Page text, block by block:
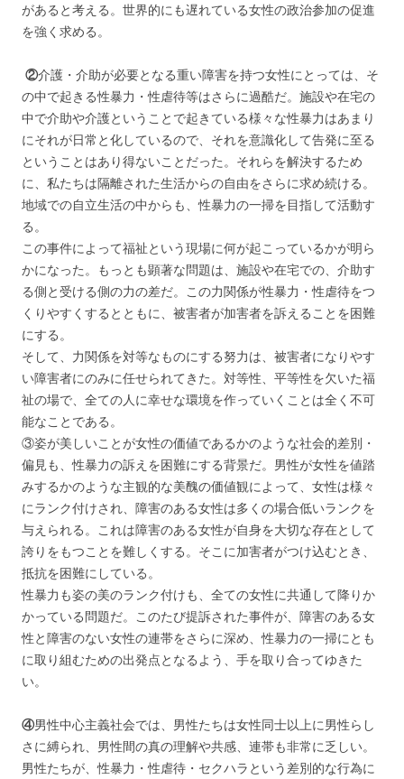
があると考える。世界的にも遅れている女性の政治参加の促進
を強く求める。
②介護・介助が必要となる重い障害を持つ女性にとっては、そ
の中で起きる性暴力・性虐待等はさらに過酷だ。施設や在宅の
中で介助や介護ということで起きている様々な性暴力はあまり
にそれが日常と化しているので、それを意識化して告発に至る
ということはあり得ないことだった。それらを解決するため
に、私たちは隔離された生活からの自由をさらに求め続ける。
地域での自立生活の中からも、性暴力の一掃を目指して活動す
る。
この事件によって福祉という現場に何が起こっているかが明ら
かになった。もっとも顕著な問題は、施設や在宅での、介助す
る側と受ける側の力の差だ。この力関係が性暴力・性虐待をつ
くりやすくするとともに、被害者が加害者を訴えることを困難
にする。
そして、力関係を対等なものにする努力は、被害者になりやす
い障害者にのみに任せられてきた。対等性、平等性を欠いた福
祉の場で、全ての人に幸せな環境を作っていくことは全く不可
能なことである。
③姿が美しいことが女性の価値であるかのような社会的差別・
偏見も、性暴力の訴えを困難にする背景だ。男性が女性を値踏
みするかのような主観的な美醜の価値観によって、女性は様々
にランク付けされ、障害のある女性は多くの場合低いランクを
与えられる。これは障害のある女性が自身を大切な存在として
誇りをもつことを難しくする。そこに加害者がつけ込むとき、
抵抗を困難にしている。
性暴力も姿の美のランク付けも、全ての女性に共通して降りか
かっている問題だ。このたび提訴された事件が、障害のある女
性と障害のない女性の連帯をさらに深め、性暴力の一掃にとも
に取り組むための出発点となるよう、手を取り合ってゆきた
い。
④男性中心主義社会では、男性たちは女性同士以上に男性らし
さに縛られ、男性間の真の理解や共感、連帯も非常に乏しい。
男性たちが、性暴力・性虐待・セクハラという差別的な行為に